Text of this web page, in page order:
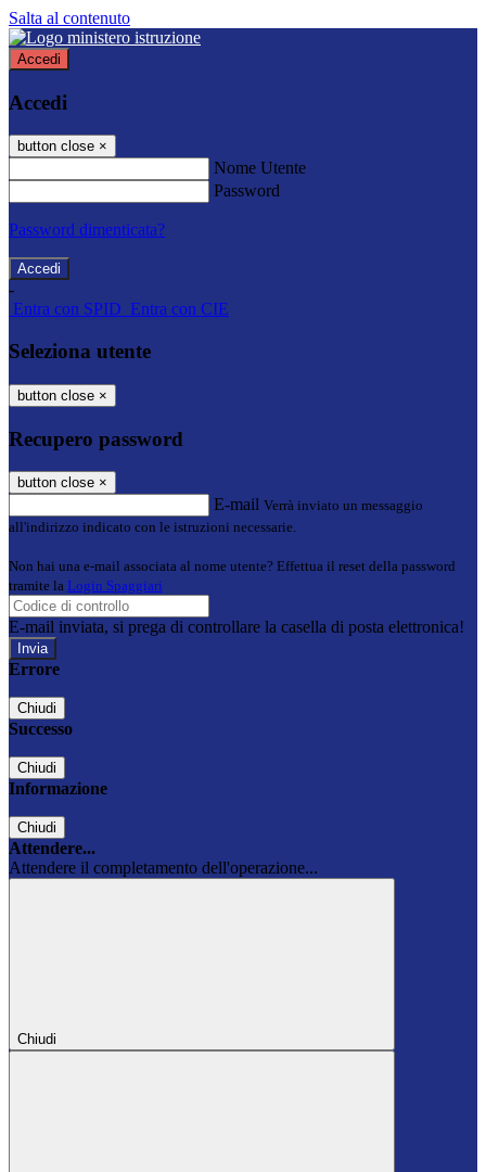
Salta al contenuto
Accedi
Accedi
button close ×
Nome Utente
Password
Password dimenticata?
-
Entra con SPID Entra con CIE
Seleziona utente
button close ×
Recupero password
button close ×
E-mail Verrà inviato un messaggio
all'indirizzo indicato con le istruzioni necessarie.
Non hai una e-mail associata al nome utente? Effettua il reset della password
tramite la Login Spaggiari
E-mail inviata, si prega di controllare la casella di posta elettronica!
Errore
Chiudi
Successo
Chiudi
Informazione
Chiudi
Attendere...
Attendere il completamento dell'operazione...
Chiudi